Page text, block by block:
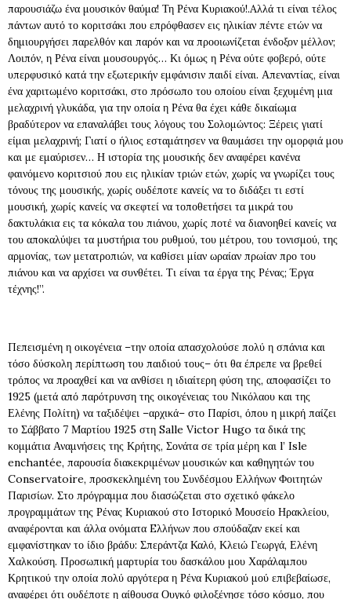
παρουσιάζω ένα μουσικόν θαύμα! Τη Ρένα Κυριακού!.Aλλά τι είναι τέλος
πάντων αυτό το κοριτσάκι που επρόφθασεν εις ηλικίαν πέντε ετών να
δημιουργήσει παρελθόν και παρόν και να προοιωνίζεται ένδοξον μέλλον;
Λοιπόν, η Ρένα είναι μουσουργός… Κι όμως η Ρένα ούτε φοβερό, ούτε
υπερφυσικό κατά την εξωτερικήν εμφάνισιν παιδί είναι. Απεναντίας, είναι
ένα χαριτωμένο κοριτσάκι, στο πρόσωπο του οποίου είναι ξεχυμένη μια
μελαχρινή γλυκάδα, για την οποία η Ρένα θα έχει κάθε δικαίωμα
βραδύτερον να επαναλάβει τους λόγους του Σολομώντος: Ξέρεις γιατί
είμαι μελαχρινή; Γιατί ο ήλιος εσταμάτησεν να θαυμάσει την ομορφιά μου
και με εμαύρισεν… Η ιστορία της μουσικής δεν αναφέρει κανένα
φαινόμενο κοριτσιού που εις ηλικίαν τριών ετών, χωρίς να γνωρίζει τους
τόνους της μουσικής, χωρίς ουδέποτε κανείς να το διδάξει τι εστί
μουσική, χωρίς κανείς να σκεφτεί να τοποθετήσει τα μικρά του
δακτυλάκια εις τα κόκαλα του πιάνου, χωρίς ποτέ να διανοηθεί κανείς να
του αποκαλύψει τα μυστήρια του ρυθμού, του μέτρου, του τονισμού, της
αρμονίας, των μετατροπιών, να καθίσει μίαν ωραίαν πρωίαν προ του
πιάνου και να αρχίσει να συνθέτει. Τι είναι τα έργα της Ρένας; Έργα
τέχνης!”.
Πεπεισμένη η οικογένεια –την οποία απασχολούσε πολύ η σπάνια και
τόσο δύσκολη περίπτωση του παιδιού τους– ότι θα έπρεπε να βρεθεί
τρόπος να προαχθεί και να ανθίσει η ιδιαίτερη φύση της, αποφασίζει το
1925 (μετά από παρότρυνση της οικογένειας του Νικόλαου και της
Ελένης Πολίτη) να ταξιδέψει –αρχικά– στο Παρίσι, όπου η μικρή παίζει
το Σάββατο 7 Μαρτίου 1925 στη Salle Victor Hugo τα δικά της
κομμάτια Αναμνήσεις της Κρήτης, Σονάτα σε τρία μέρη και l’ Isle
enchantée, παρουσία διακεκριμένων μουσικών και καθηγητών του
Conservatoire, προσκεκλημένη του Συνδέσμου Ελλήνων Φοιτητών
Παρισίων. Στο πρόγραμμα που διασώζεται στο σχετικό φάκελο
προγραμμάτων της Ρένας Κυριακού στο Ιστορικό Μουσείο Ηρακλείου,
αναφέρονται και άλλα ονόματα Eλλήνων που σπούδαζαν εκεί και
εμφανίστηκαν το ίδιο βράδυ: Σπεράντζα Καλό, Κλειώ Γεωργά, Ελένη
Χαλκούση. Προσωπική μαρτυρία του δασκάλου μου Χαράλαμπου
Κρητικού την οποία πολύ αργότερα η Ρένα Κυριακού μού επιβεβαίωσε,
αναφέρει ότι ουδέποτε η αίθουσα Ουγκό φιλοξένησε τόσο κόσμο, που